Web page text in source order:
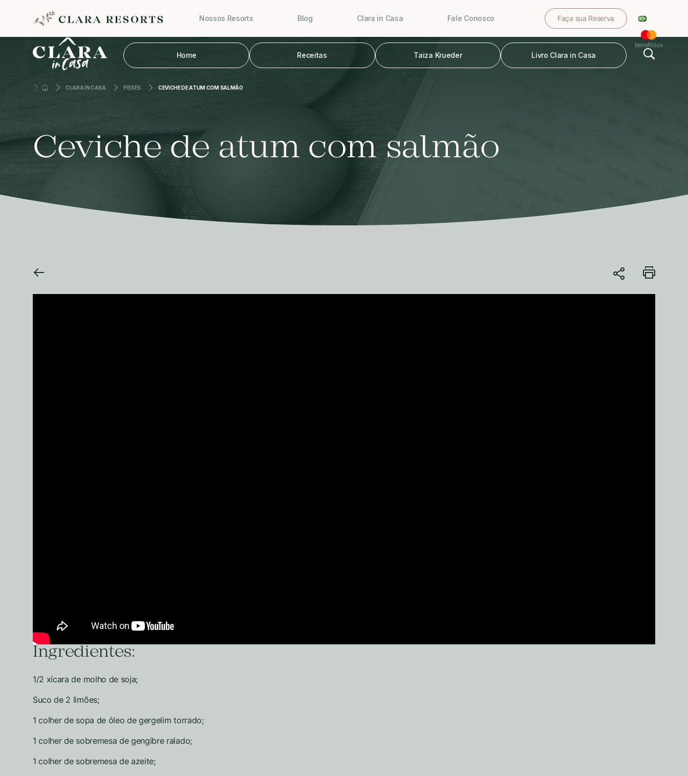
Nossos Resorts Blog Clara in Casa Fale Conosco Faça sua Reserva
benefícios
Home Receitas Taiza Krueder Livro Clara in Casa
CLARA IN CASA PEIXES CEVICHE DE ATUM COM SALMÃO
Ceviche de atum com salmão
Ingredientes:
1/2 xícara de molho de soja;
Suco de 2 limões;
1 colher de sopa de óleo de gergelim torrado;
1 colher de sobremesa de gengibre ralado;
1 colher de sobremesa de azeite;